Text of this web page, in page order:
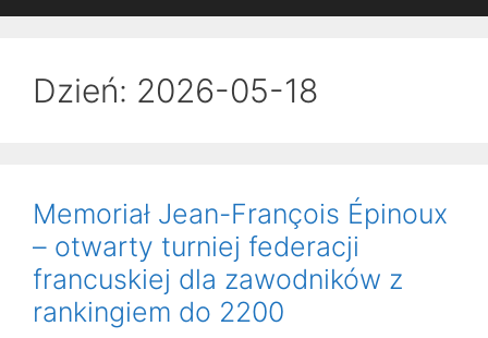
Dzień: 2026-05-18
Memoriał Jean-François Épinoux
– otwarty turniej federacji
francuskiej dla zawodników z
rankingiem do 2200